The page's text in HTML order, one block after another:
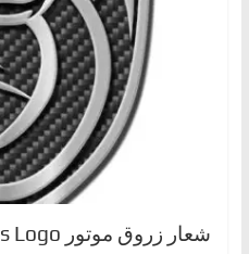
شعار زروق موتور Zarooq Motors Logo